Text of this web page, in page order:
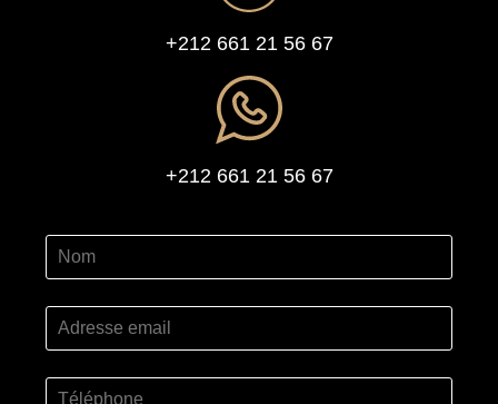
+212 661 21 56 67
+212 661 21 56 67